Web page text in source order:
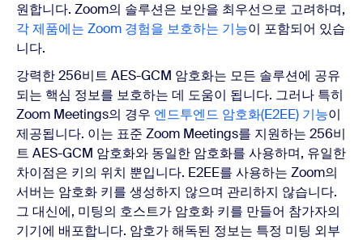
원합니다. Zoom의 솔루션은 보안을 최우선으로 고려하며,
각 제품에는 Zoom 경험을 보호하는 기능이 포함되어 있습
니다.
강력한 256비트 AES-GCM 암호화는 모든 솔루션에 공유
되는 핵심 정보를 보호하는 데 도움이 됩니다. 그러나 특히
Zoom Meetings의 경우 엔드투엔드 암호화(E2EE) 기능이
제공됩니다. 이는 표준 Zoom Meetings를 지원하는 256비
트 AES-GCM 암호화와 동일한 암호화를 사용하며, 유일한
차이점은 키의 위치 뿐입니다. E2EE를 사용하는 Zoom의
서버는 암호화 키를 생성하지 않으며 관리하지 않습니다.
그 대신에, 미팅의 호스트가 암호화 키를 만들어 참가자의
기기에 배포합니다. 암호가 해독된 정보는 특정 미팅 외부